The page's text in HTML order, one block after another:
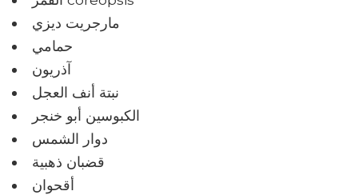
مارجريت ديزي
حمامي
آذريون
نبتة أنف العجل
الكبوسين أبو خنجر
دوار الشمس
قضبان ذهبية
أقحوان